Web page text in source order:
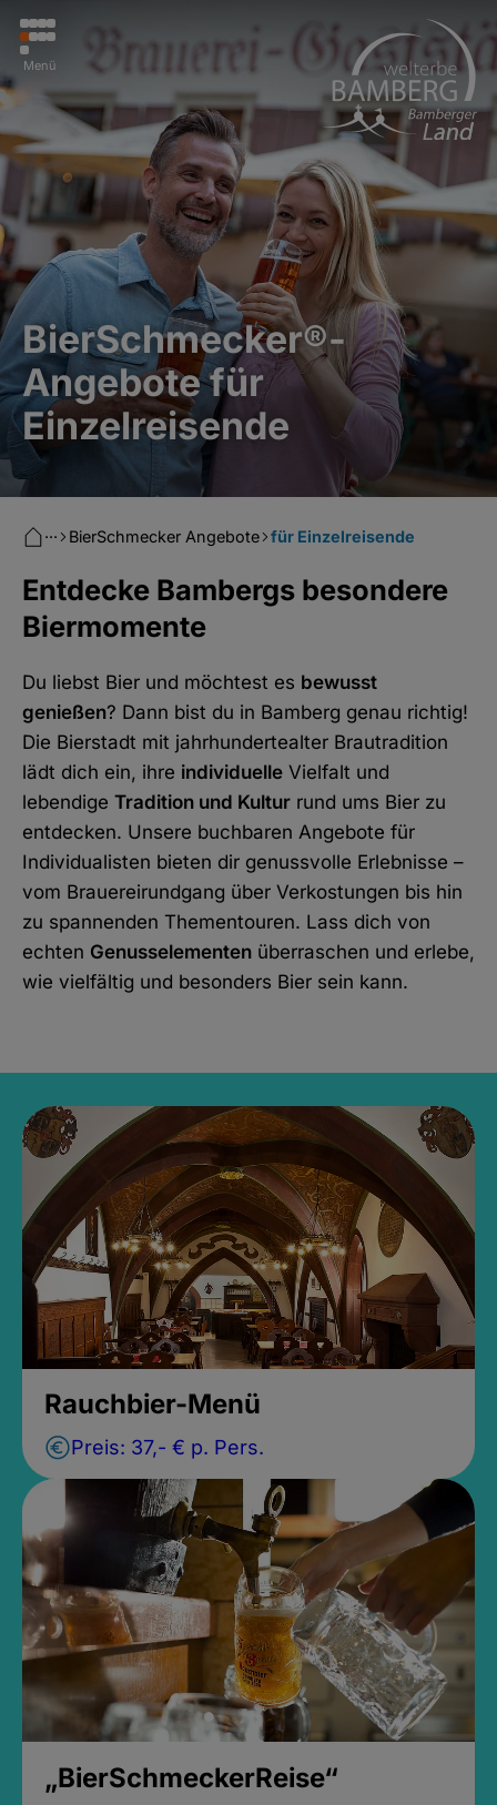
Menü
BierSchmecker®-
Angebote für
Einzelreisende
für Einzelreisende
BierSchmecker Angebote
···
Entdecke Bambergs besondere
Biermomente
Du liebst Bier und möchtest es bewusst
genießen? Dann bist du in Bamberg genau richtig!
Die Bierstadt mit jahrhundertealter Brautradition
lädt dich ein, ihre individuelle Vielfalt und
lebendige Tradition und Kultur rund ums Bier zu
entdecken. Unsere buchbaren Angebote für
Individualisten bieten dir genussvolle Erlebnisse –
vom Brauereirundgang über Verkostungen bis hin
zu spannenden Thementouren. Lass dich von
echten Genusselementen überraschen und erlebe,
wie vielfältig und besonders Bier sein kann.
Rauchbier-Menü
Preis: 37,- € p. Pers.
„BierSchmeckerReise“